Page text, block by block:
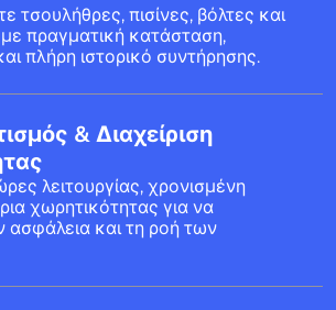
τσουλήθρες, πισίνες, βόλτες και
πραγματική κατάσταση,
πλήρη ιστορικό συντήρησης.
& Διαχείριση
λειτουργίας, χρονισμένη
χωρητικότητας για να
ασφάλεια και τη ροή των